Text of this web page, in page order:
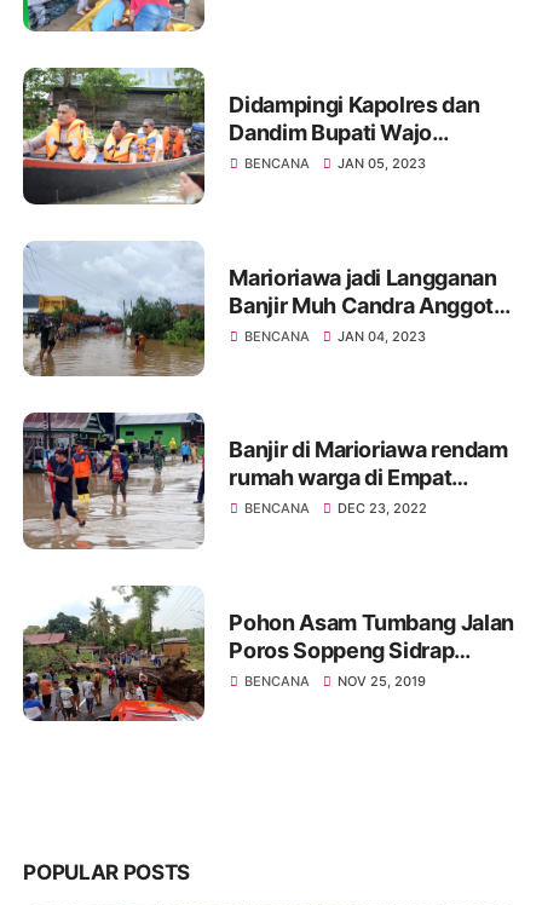
Didampingi Kapolres dan
Dandim Bupati Wajo
kunjungi warga yang
BENCANA JAN 05, 2023
Marioriawa jadi Langganan
Banjir Muh Candra Anggota
DPRD
penagananan banjir
BENCANA JAN 04, 2023
Banjir di Marioriawa rendam
rumah warga di Empat
Kelurahan
BENCANA DEC 23, 2022
Pohon Asam Tumbang Jalan
Poros Soppeng Sidrap
Macet
BENCANA NOV 25, 2019
POPULAR POSTS